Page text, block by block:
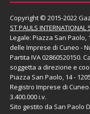
Copyright © 2015-2022
ST PAULS INTERNATIONAL
Legale: Piazza San Paolo,
delle Imprese di Cuneo -
Partita IVA 02860520150.
soggetta a direzione e
Piazza San Paolo, 14 -
Registro Imprese di
3.400.000 i.v.
Sito gestito da San Paolo